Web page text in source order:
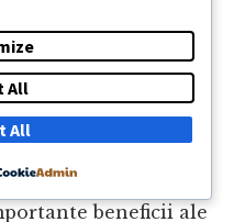
și
beneficii ale
All
All